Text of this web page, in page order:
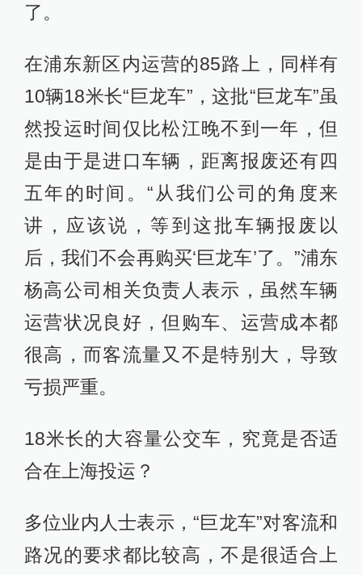
了。
在浦东新区内运营的85路上，同样有
10辆18米长“巨龙车”，这批“巨龙车”虽
然投运时间仅比松江晚不到一年，但
是由于是进口车辆，距离报废还有四
五年的时间。“从我们公司的角度来
讲，应该说，等到这批车辆报废以
后，我们不会再购买‘巨龙车’了。”浦东
杨高公司相关负责人表示，虽然车辆
运营状况良好，但购车、运营成本都
很高，而客流量又不是特别大，导致
亏损严重。
18米长的大容量公交车，究竟是否适
合在上海投运？
多位业内人士表示，“巨龙车”对客流和
路况的要求都比较高，不是很适合上